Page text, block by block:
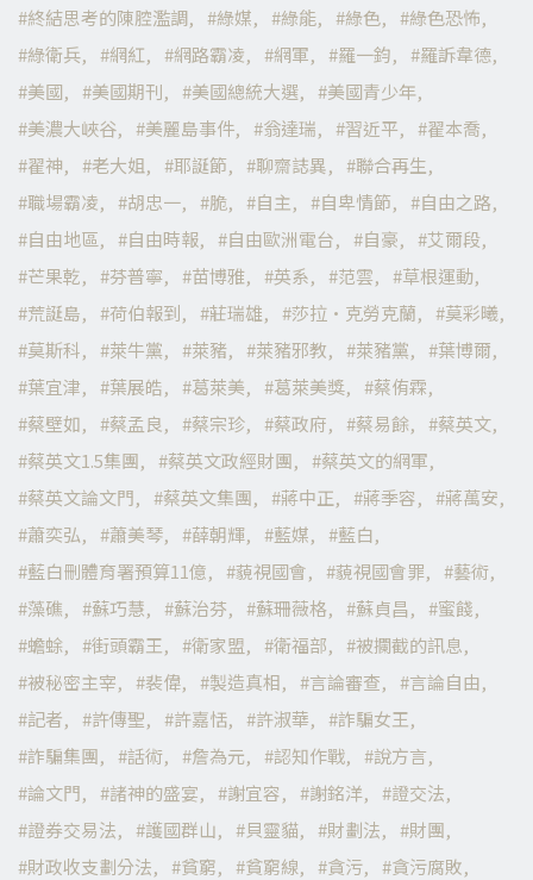
終結思考的陳腔濫調
綠媒 綠能 綠色
綠色恐怖
綠衛兵
網紅 網路霸凌 網軍 羅一鈞
羅訴韋德
美國
美國期刊 美國總統大選
美國青少年
美濃大峽谷
美麗島事件 翁達瑞 習近平
翟本喬
翟神
老大姐 耶誕節 聊齋誌異
聯合再生
職場霸凌
胡忠一 脆 自主 自卑情節
自由之路
自由地區
自由時報 自由歐洲電台 自豪
艾爾段
芒果乾
芬普寧 苗博雅 英系 范雲
草根運動
荒誕島
荷伯報到 莊瑞雄 莎拉·克勞克蘭
莫彩曦
莫斯科
萊牛黨 萊豬 萊豬邪教 萊豬黨
葉博爾
葉宜津
葉展皓 葛萊美 葛萊美獎
蔡侑霖
蔡壁如
蔡孟良 蔡宗珍 蔡政府 蔡易餘
蔡英文
蔡英文1.5集團
蔡英文政經財團
蔡英文的網軍
蔡英文論文門
蔡英文集團 蔣中正 蔣季容
蔣萬安
蕭奕弘
蕭美琴 薛朝輝 藍媒
藍白
藍白刪體育署預算11億
藐視國會 藐視國會罪
藝術
藻礁
蘇巧慧 蘇治芬 蘇珊薇格 蘇貞昌
蜜餞
蟾蜍
街頭霸王 衛家盟 衛福部
被攔截的訊息
被秘密主宰
裴偉 製造真相 言論審查
言論自由
記者
許傳聖 許嘉恬 許淑華
詐騙女王
詐騙集團
話術 詹為元 認知作戰
說方言
論文門
諸神的盛宴 謝宜容 謝銘洋
證交法
證券交易法
護國群山 貝靈貓 財劃法
財團
財政收支劃分法
貧窮 貧窮線 貪污
貪污腐敗